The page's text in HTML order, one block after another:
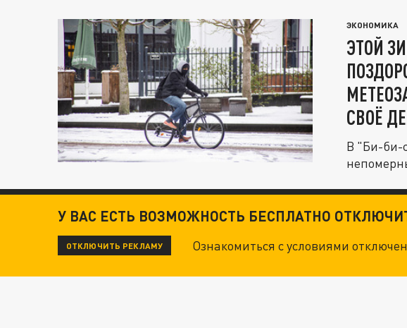
ЭКОНОМИКА
ЭТОЙ
СВОЁ
В "Би-би-
У ВАС ЕСТЬ ВОЗМОЖНОСТЬ БЕСПЛАТНО
ОТКЛЮЧИТЬ РЕКЛАМУ Ознакомиться с условиями